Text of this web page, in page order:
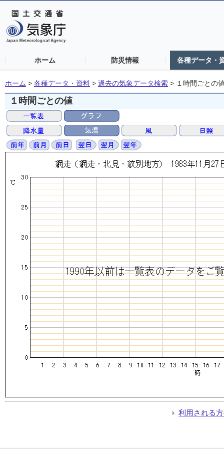
ホーム 防災情報 各種データ・
ホーム > 各種データ・資料 > 過去の気象データ検索 > １時間ごとの
１時間ごとの値
利用される